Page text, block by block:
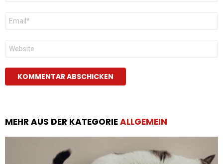
E-
Mail
*
Website
MEHR AUS DER KATEGORIEALLGEMEIN